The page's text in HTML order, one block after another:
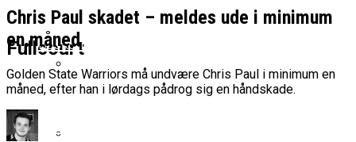
Fullcourt
Basketligaen
Officielt: Vejen Gafler Dansker Hos Rabbits
NBA
Chris Paul skadet – meldes ude i minimum
en måned
Golden State Warriors må undvære Chris Paul i minimum en
måned, efter han i lørdags pådrog sig en håndskade.